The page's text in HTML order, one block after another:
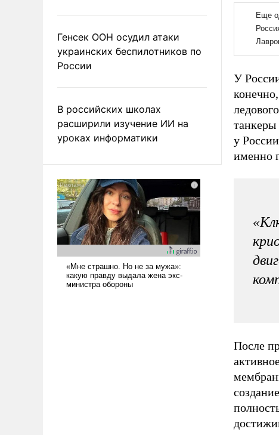
Генсек ООН осудил атаки
украинских беспилотников по
России
В российских школах
расширили изучение ИИ на
уроках информатики
У
танкеры
у
именно
После